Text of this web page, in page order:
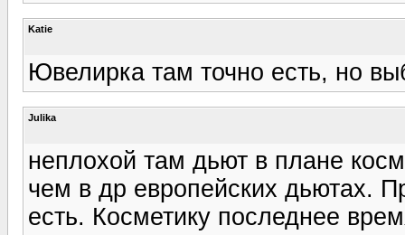
Katie
Ювелирка там точно есть, но
Julika
неплохой там дьют в плане
чем в др европейских дьютах.
есть. Косметику последнее